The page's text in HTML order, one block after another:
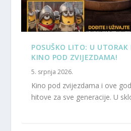
POSUŠKO LITO: U UTORAK
KINO POD ZVIJEZDAMA!
5. srpnja 2026.
Kino pod zvijezdama i ove
hitove za sve generacije. U